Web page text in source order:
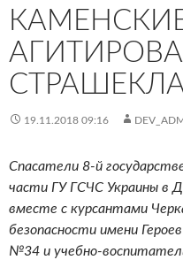
19.11.2018 09:16
Спасатели 8-й
части ГУ ГСЧС Украины в
вместе с курсантами
безопасности имени
№34 и учебно-